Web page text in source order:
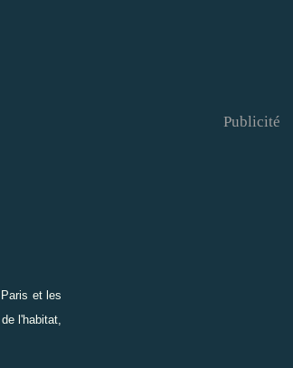
Paris et les
l'habitat,
Publicité